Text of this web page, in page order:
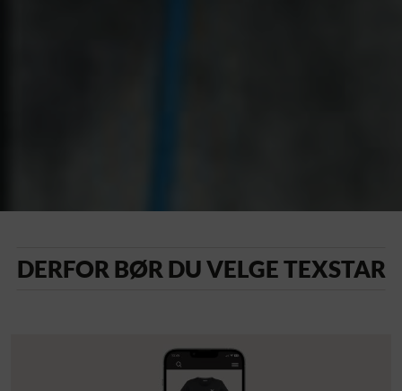
DERFOR BØR DU VELGE TEXSTAR